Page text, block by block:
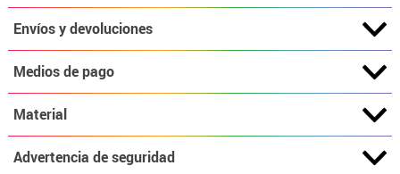
Envíos y devoluciones
Medios de pago
Material
Advertencia de seguridad